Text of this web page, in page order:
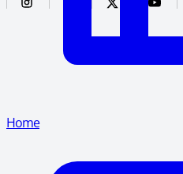
Home